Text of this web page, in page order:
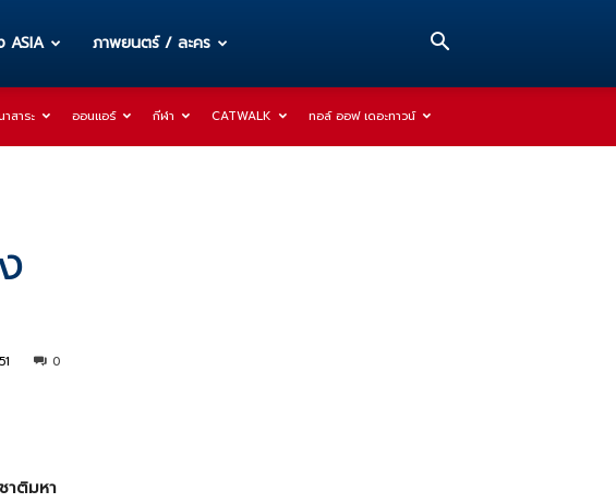
ASIA ภาพยนตร์ / ละคร
าสาระ ออนแอร์ กีฬา CATWALK ทอล์ ออฟ เดอะทาวน์
0
าติมหา